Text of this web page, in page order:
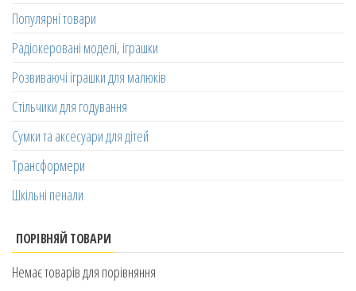
Популярні товари
Радіокеровані моделі, іграшки
Розвиваючі іграшки для малюків
Стільчики для годування
Сумки та аксесуари для дітей
Трансформери
Шкільні пенали
ПОРІВНЯЙ ТОВАРИ
Немає товарів для порівняння